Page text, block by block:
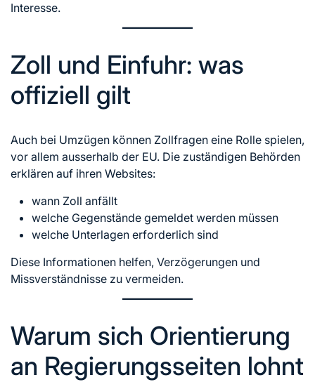
Interesse.
Zoll und Einfuhr: was
offiziell gilt
Auch bei Umzügen können Zollfragen eine Rolle spielen,
vor allem ausserhalb der EU. Die zuständigen Behörden
erklären auf ihren Websites:
wann Zoll anfällt
welche Gegenstände gemeldet werden müssen
welche Unterlagen erforderlich sind
Diese Informationen helfen, Verzögerungen und
Missverständnisse zu vermeiden.
Warum sich Orientierung
an Regierungsseiten lohnt